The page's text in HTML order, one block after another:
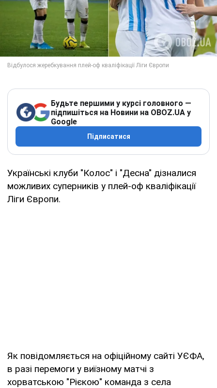
Будьте першими у курсі головного —
підпишіться на Новини на OBOZ.UA у
Google
Підписатися
Українські клуби "Колос" і "Десна" дізналися
можливих суперників у плей-оф кваліфікації
Ліги Європи.
Як повідомляється на офіційному сайті УЄФА,
в разі перемоги у виїзному матчі з
хорватською "Рієкою" команда з села